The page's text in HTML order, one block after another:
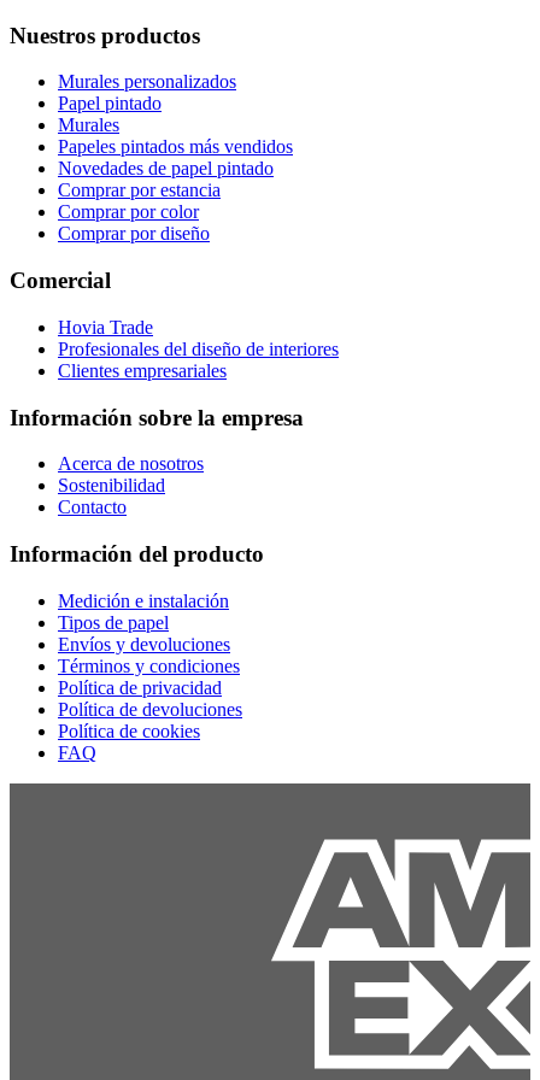
Nuestros productos
Murales personalizados
Papel pintado
Murales
Papeles pintados más vendidos
Novedades de papel pintado
Comprar por estancia
Comprar por color
Comprar por diseño
Comercial
Hovia Trade
Profesionales del diseño de interiores
Clientes empresariales
Información sobre la empresa
Acerca de nosotros
Sostenibilidad
Contacto
Información del producto
Medición e instalación
Tipos de papel
Envíos y devoluciones
Términos y condiciones
Política de privacidad
Política de devoluciones
Política de cookies
FAQ